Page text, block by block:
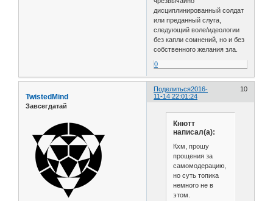
дисциплинированный солдат
или преданный слуга,
следующий воле/идеологии
без капли сомнений, но и без
собственного желания зла.
0
Поделиться 10
2016-
11-14 22:01:24
TwistedMind
Завсегдатай
Кнютт
написал(а):
Кхм, прошу
прощения за
самомодерацию,
но суть топика
немного не в
этом.